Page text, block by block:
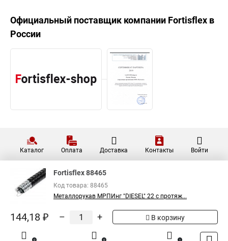
Официальный поставщик компании Fortisflex в
России
Каталог Оплата Доставка Контакты Войти
Fortisflex 88465
Код товара: 88465
Металлорукав МРПИнг "DIESEL" 22 с протяж...
144,18 ₽ – + В корзину
0 0 1